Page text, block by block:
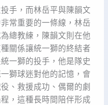
手，而林岳平與陳韻文
常重要的一條線，林岳
總教練，陳韻文則在他
關係讓統一獅的終結者
一獅的投手，他是隊史
獅球迷對他的記憶，會
、救援成功、偶爾的劇
，這種長時間陪伴形成